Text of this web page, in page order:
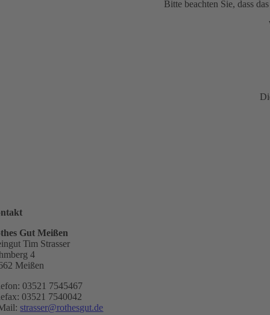
Bitte beachten Sie, dass
Gut Meißen
Tim Strasser
4
Meißen
03521 7545467
03521 7540042
strasser@rothesgut.de